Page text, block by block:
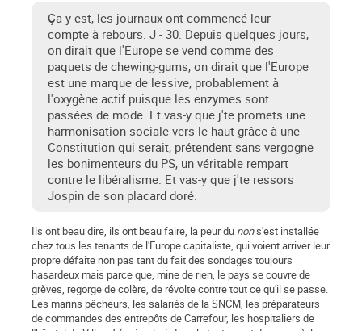
Ça y est, les journaux ont commencé leur
compte à rebours. J - 30. Depuis quelques jours,
on dirait que l'Europe se vend comme des
paquets de chewing-gums, on dirait que l'Europe
est une marque de lessive, probablement à
l'oxygène actif puisque les enzymes sont
passées de mode. Et vas-y que j'te promets une
harmonisation sociale vers le haut grâce à une
Constitution qui serait, prétendent sans vergogne
les bonimenteurs du PS, un véritable rempart
contre le libéralisme. Et vas-y que j'te ressors
Jospin de son placard doré.
Ils ont beau dire, ils ont beau faire, la peur du nons'est installée
chez tous les tenants de l'Europe capitaliste, qui voient arriver leur
propre défaite non pas tant du fait des sondages toujours
hasardeux mais parce que, mine de rien, le pays se couvre de
grèves, regorge de colère, de révolte contre tout ce qu'il se passe.
Les marins pêcheurs, les salariés de la SNCM, les préparateurs
de commandes des entrepôts de Carrefour, les hospitaliers de